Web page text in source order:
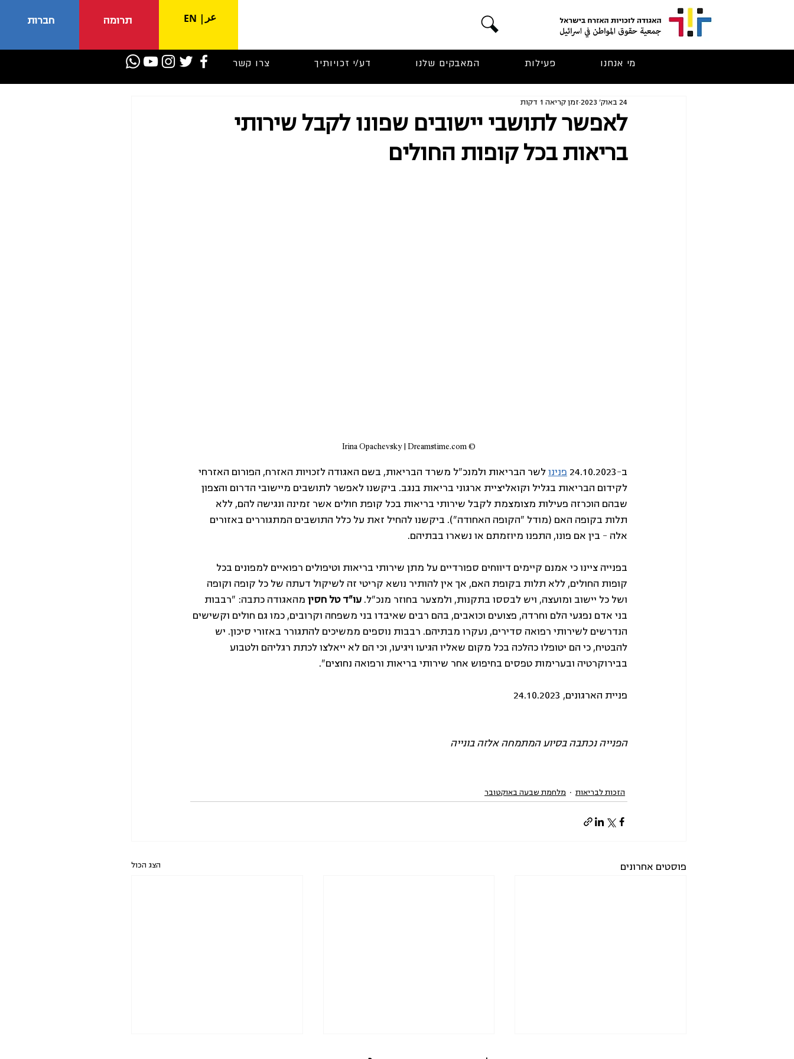
חברות תרומה عر EN
מי אנחנו פעילות המאבקים שלנו דע/י זכויותיך צרו קשר
לאפשר לתושבי יישובים שפונו לקבל שירותי
בריאות בכל קופות החולים
24 באוק׳ 2023 זמן קריאה 1 דקות
© Irina Opachevsky | Dreamstime.com
ב-24.10.2023 פנינו לשר הבריאות ולמנכ"ל משרד הבריאות, בשם האגודה לזכויות האזרח, הפורום האזרחי
לקידום הבריאות בגליל וקואליציית ארגוני בריאות בנגב. ביקשנו לאפשר לתושבים מיישובי הדרום והצפון
שבהם הוכרזה פעילות מצומצמת לקבל שירותי בריאות בכל קופת חולים אשר זמינה ונגישה להם, ללא
תלות בקופה האם (מודל "הקופה האחודה"). ביקשנו להחיל זאת על כלל התושבים המתגוררים באזורים
אלה – בין אם פונו, התפנו מיוזמתם או נשארו בבתיהם.
בפנייה ציינו כי אמנם קיימים דיווחים ספורדיים על מתן שירותי בריאות וטיפולים רפואיים למפונים בכל
קופות החולים, ללא תלות בקופת האם, אך אין להותיר נושא קריטי זה לשיקול דעתה של כל קופה וקופה
ושל כל יישוב ומועצה, ויש לבססו בתקנות, ולמצער בחוזר מנכ"ל. עו"ד טל חסין מהאגודה כתבה: "רבבות
בני אדם נפגעי הלם וחרדה, פצועים וכואבים, בהם רבים שאיבדו בני משפחה וקרובים, כמו גם חולים וקשישים
הנדרשים לשירותי רפואה סדירים, נעקרו מבתיהם. רבבות נוספים ממשיכים להתגורר באזורי סיכון. יש
להבטיח, כי הם יטופלו כהלכה בכל מקום שאליו הגיעו ויגיעו, וכי הם לא ייאלצו לכתת רגליהם ולטבוע
בבירוקרטיה ובערימות טפסים בחיפוש אחר שירותי בריאות ורפואה נחוצים".
פניית הארגונים, 24.10.2023
הפנייה נכתבה בסיוע המתמחה אלזה בונייה
הזכות לבריאות מלחמת שבעה באוקטובר
פוסטים אחרונים הצג הכול